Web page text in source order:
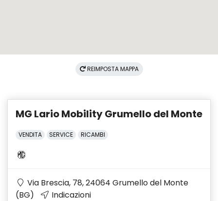
REIMPOSTA MAPPA
MG Lario Mobility Grumello del Monte
VENDITA SERVICE RICAMBI
Via Brescia, 78, 24064 Grumello del Monte
(BG)
Indicazioni